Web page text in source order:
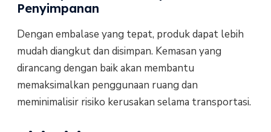
Penyimpanan
Dengan embalase yang tepat, produk dapat lebih
mudah diangkut dan disimpan. Kemasan yang
dirancang dengan baik akan membantu
memaksimalkan penggunaan ruang dan
meminimalisir risiko kerusakan selama transportasi.